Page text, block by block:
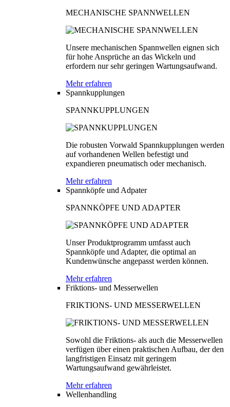
MECHANISCHE SPANNWELLEN
Unsere mechanischen Spannwellen eignen sich
für hohe Ansprüche an das Wickeln und
erfordern nur sehr geringen Wartungsaufwand.
Mehr erfahren
Spannkupplungen
SPANNKUPPLUNGEN
Die robusten Vorwald Spannkupplungen werden
auf vorhandenen Wellen befestigt und
expandieren pneumatisch oder mechanisch.
Mehr erfahren
Spannköpfe und Adpater
SPANNKÖPFE UND ADAPTER
Unser Produktprogramm umfasst auch
Spannköpfe und Adapter, die optimal an
Kundenwünsche angepasst werden können.
Mehr erfahren
Friktions- und Messerwellen
FRIKTIONS- UND MESSERWELLEN
Sowohl die Friktions- als auch die Messerwellen
verfügen über einen praktischen Aufbau, der den
langfristigen Einsatz mit geringem
Wartungsaufwand gewährleistet.
Mehr erfahren
Wellenhandling